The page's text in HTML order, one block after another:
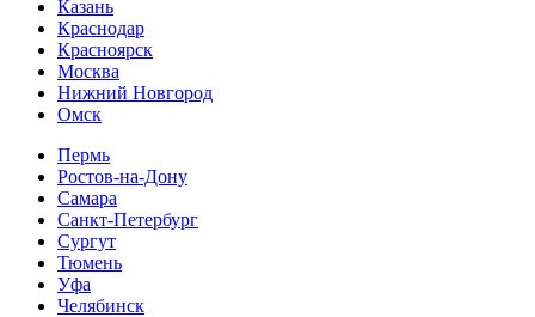
Казань
Краснодар
Красноярск
Москва
Нижний Новгород
Омск
Пермь
Ростов-на-Дону
Самара
Санкт-Петербург
Сургут
Тюмень
Уфа
Челябинск